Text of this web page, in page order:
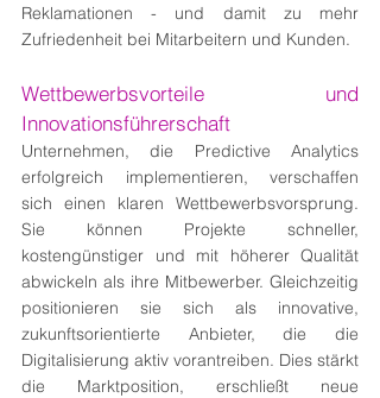
Reklamationen - und damit zu mehr
Zufriedenheit bei Mitarbeitern und Kunden.
Wettbewerbsvorteile und
Innovationsführerschaft
Unternehmen, die Predictive Analytics
erfolgreich implementieren, verschaffen
sich einen klaren Wettbewerbsvorsprung.
Sie können Projekte schneller,
kostengünstiger und mit höherer Qualität
abwickeln als ihre Mitbewerber. Gleichzeitig
positionieren sie sich als innovative,
zukunftsorientierte Anbieter, die die
Digitalisierung aktiv vorantreiben. Dies stärkt
die Marktposition, erschließt neue